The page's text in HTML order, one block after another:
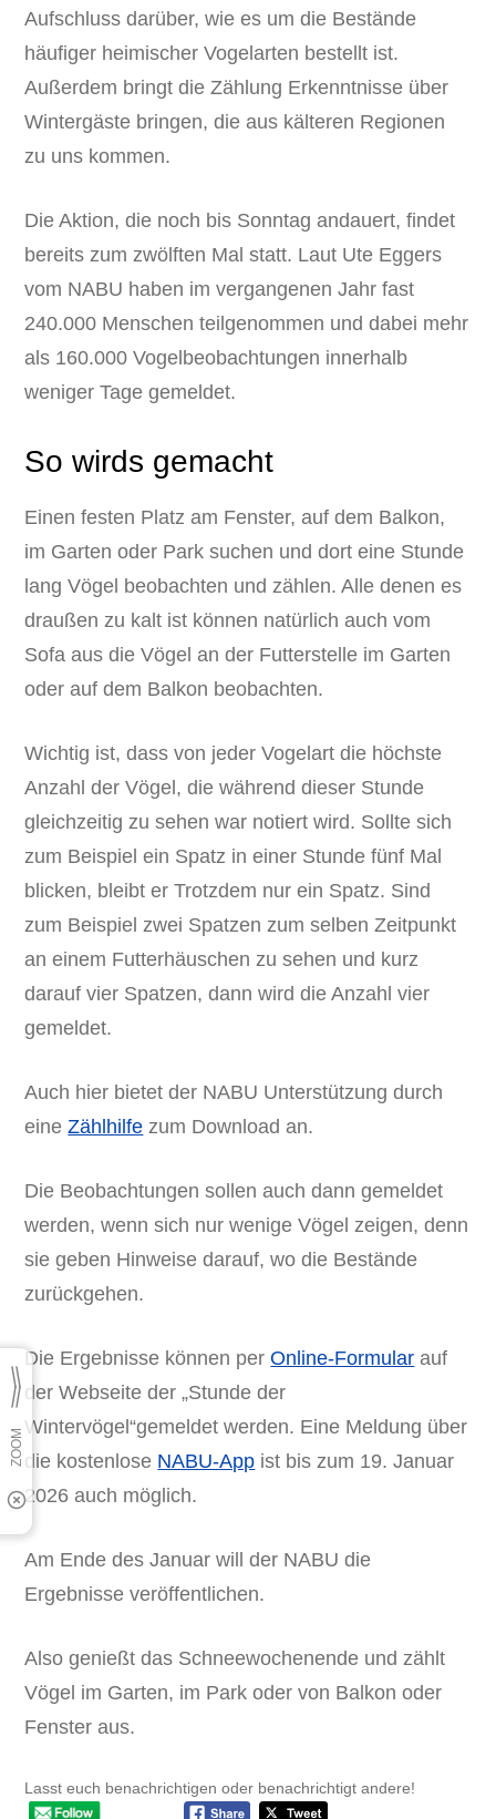
Aufschluss darüber, wie es um die Bestände
häufiger heimischer Vogelarten bestellt ist.
Außerdem bringt die Zählung Erkenntnisse über
Wintergäste bringen, die aus kälteren Regionen
zu uns kommen.
Die Aktion, die noch bis Sonntag andauert, findet
bereits zum zwölften Mal statt. Laut Ute Eggers
vom NABU haben im vergangenen Jahr fast
240.000 Menschen teilgenommen und dabei mehr
als 160.000 Vogelbeobachtungen innerhalb
weniger Tage gemeldet.
So wirds gemacht
Einen festen Platz am Fenster, auf dem Balkon,
im Garten oder Park suchen und dort eine Stunde
lang Vögel beobachten und zählen. Alle denen es
draußen zu kalt ist können natürlich auch vom
Sofa aus die Vögel an der Futterstelle im Garten
oder auf dem Balkon beobachten.
Wichtig ist, dass von jeder Vogelart die höchste
Anzahl der Vögel, die während dieser Stunde
gleichzeitig zu sehen war notiert wird. Sollte sich
zum Beispiel ein Spatz in einer Stunde fünf Mal
blicken, bleibt er Trotzdem nur ein Spatz. Sind
zum Beispiel zwei Spatzen zum selben Zeitpunkt
an einem Futterhäuschen zu sehen und kurz
darauf vier Spatzen, dann wird die Anzahl vier
gemeldet.
Auch hier bietet der NABU Unterstützung durch
eineZählhilfe zum Download an.
Die Beobachtungen sollen auch dann gemeldet
werden, wenn sich nur wenige Vögel zeigen, denn
sie geben Hinweise darauf, wo die Bestände
zurückgehen.
Die Ergebnisse können perOnline-Formular auf
der Webseite der „Stunde der
Wintervögel“gemeldet werden. Eine Meldung über
die kostenlose NABU-App ist bis zum 19. Januar
2026 auch möglich.
Am Ende des Januar will der NABU die
Ergebnisse veröffentlichen.
Also genießt das Schneewochenende und zählt
Vögel im Garten, im Park oder von Balkon oder
Fenster aus.
Lasst euch benachrichtigen oder benachrichtigt andere!